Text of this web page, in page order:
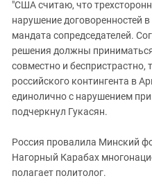
"США считаю, что
нарушение договоренностей
мандата сопредседателей.
решения должны
совместно и беспристрастно,
российского контингента в
единолично с нарушением
подчеркнул Гукасян.
Россия провалила Минский
Нагорный Карабах
полагает политолог.